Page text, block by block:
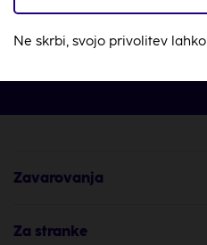
Zemljevid
Zavarovanja
Za stranke
Ne skrbi, svojo privolitev